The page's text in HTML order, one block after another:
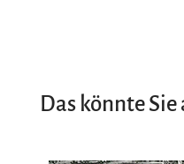
Das könnte